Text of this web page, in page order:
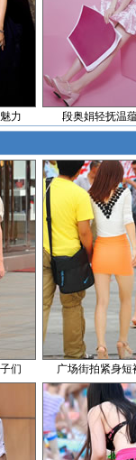
力 段奥娟轻抚温
们 广场街拍紧身短